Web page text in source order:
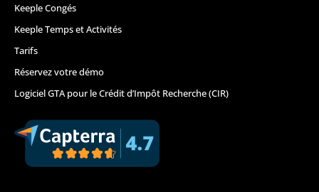
Keeple Congés
Keeple Temps et Activités
Tarifs
Réservez votre démo
Logiciel GTA pour le Crédit d’Impôt Recherche (CIR)